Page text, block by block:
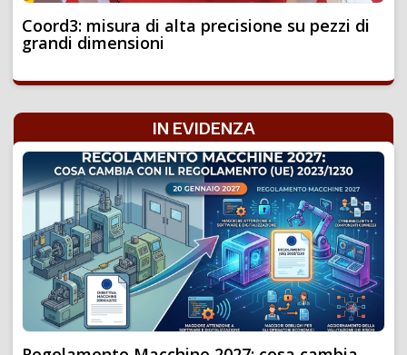
Coord3: misura di alta precisione su pezzi di
grandi dimensioni
IN EVIDENZA